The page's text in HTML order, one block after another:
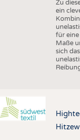
Zu
ein
für
Maße
sich